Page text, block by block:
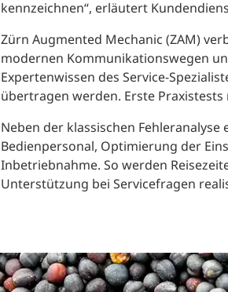
kennzeichnen“, erläutert
Zürn Augmented Mechanic (ZAM)
modernen Kommunikationswegen
Expertenwissen des Service-
übertragen werden. Erste
Neben der klassischen
Bedienpersonal, Optimierung der
Inbetriebnahme. So werden
Unterstützung bei Servicefragen